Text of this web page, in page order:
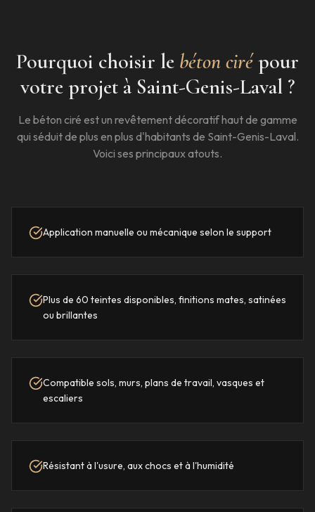
Pourquoi choisir le béton cirépour
votre projet à Saint-Genis-Laval?
Le béton ciré est un revêtement décoratif haut de gamme
qui séduit de plus en plus d'habitants de Saint-Genis-Laval.
Voici ses principaux atouts.
Application manuelle ou mécanique selon le support
Plus de 60 teintes disponibles, finitions mates, satinées
ou brillantes
Compatible sols, murs, plans de travail, vasques et
escaliers
Résistant à l'usure, aux chocs et à l'humidité